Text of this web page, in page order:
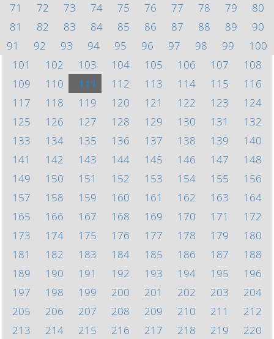
71
72 73 74 75 76 77 78 79
80
81
82 83 84 85 86 87 88 89
90
91
92 93 94 95 96 97 98 99
100
101
102 103 104 105 106 107
108
109
110 111 112 113 114 115
116
117
118 119 120 121 122 123
124
125
126 127 128 129 130 131
132
133
134 135 136 137 138 139
140
141
142 143 144 145 146 147
148
149
150 151 152 153 154 155
156
157
158 159 160 161 162 163
164
165
166 167 168 169 170 171
172
173
174 175 176 177 178 179
180
181
182 183 184 185 186 187
188
189
190 191 192 193 194 195
196
197
198 199 200 201 202 203
204
205
206 207 208 209 210 211
212
213
214 215 216 217 218 219 220